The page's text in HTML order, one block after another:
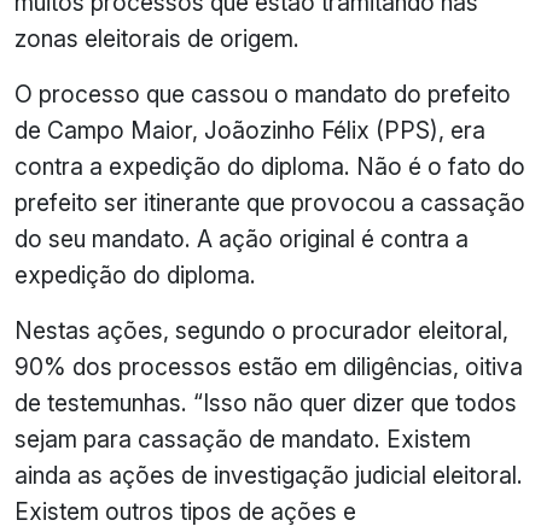
zonas eleitorais de origem.
O processo que cassou o mandato do prefeito
de Campo Maior, Joãozinho Félix (PPS), era
contra a expedição do diploma. Não é o fato do
prefeito ser itinerante que provocou a cassação
do seu mandato. A ação original é contra a
expedição do diploma.
Nestas ações, segundo o procurador eleitoral,
90% dos processos estão em diligências, oitiva
de testemunhas. “Isso não quer dizer que todos
sejam para cassação de mandato. Existem
ainda as ações de investigação judicial eleitoral.
Existem outros tipos de ações e